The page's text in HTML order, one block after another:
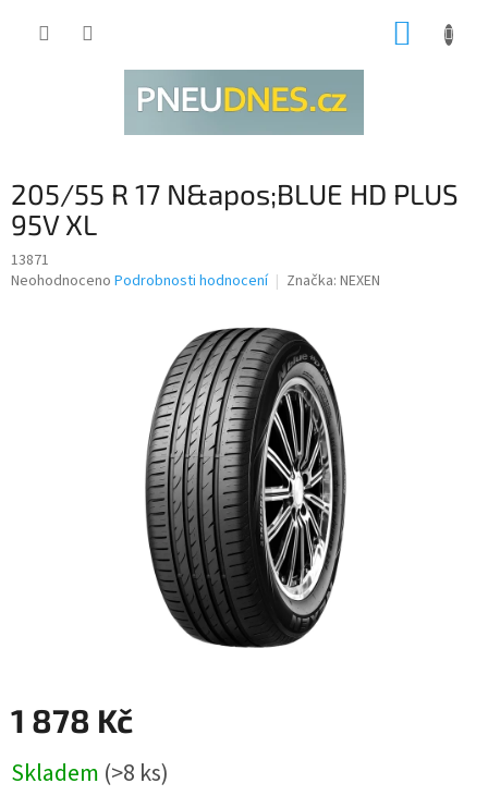
205/55 R 17 N&apos;BLUE HD PLUS
95V XL
13871
Průměrné
Neohodnoceno Podrobnosti hodnocení Značka: NEXEN
1 878 Kč
cena:
Skladem (>8 ks)